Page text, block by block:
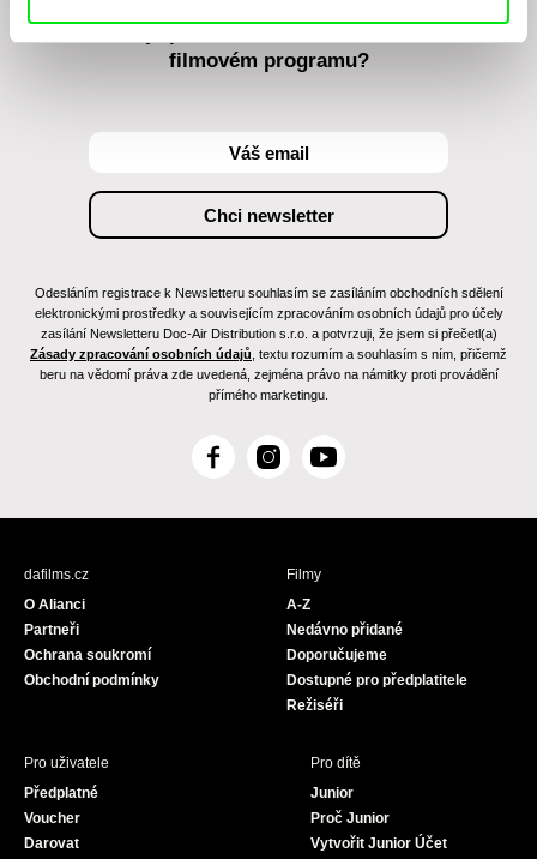
filmovém programu?
Odesláním registrace k Newsletteru souhlasím se zasíláním obchodních sdělení
elektronickými prostředky a souvisejícím zpracováním osobních údajů pro účely
zasílání Newsletteru Doc-Air Distribution s.r.o. a potvrzuji, že jsem si přečetl(a)
Zásady zpracování osobních údajů , textu rozumím a souhlasím s ním, přičemž
beru na vědomí práva zde uvedená, zejména právo na námitky proti provádění
přímého marketingu.
F
c
I
s
Y
u
dafilms.cz
O Alianci
Partneři
Ochrana soukromí
Obchodní podmínky
Filmy
A-Z
Nedávno přidané
Doporučujeme
Dostupné pro předplatitele
Režiséři
Pro uživatele
Předplatné
Voucher
Darovat
Pro dítě
Junior
Proč Junior
Vytvořit Junior Účet